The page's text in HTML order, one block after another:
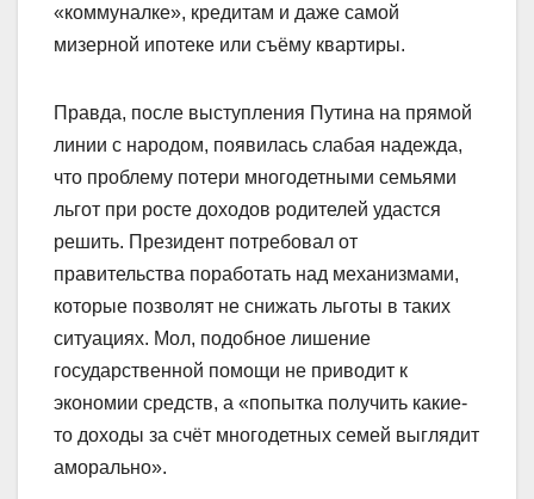
«коммуналке», кредитам и даже самой
мизерной ипотеке или съёму квартиры.
Правда, после выступления Путина на прямой
линии с народом, появилась слабая надежда,
что проблему потери многодетными семьями
льгот при росте доходов родителей удастся
решить. Президент потребовал от
правительства поработать над механизмами,
которые позволят не снижать льготы в таких
ситуациях. Мол, подобное лишение
государственной помощи не приводит к
экономии средств, а «попытка получить какие-
то доходы за счёт многодетных семей выглядит
аморально».